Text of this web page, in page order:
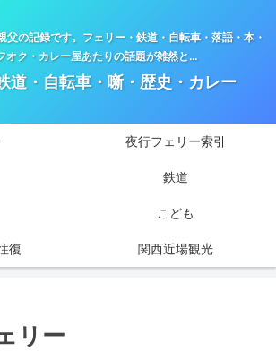
の記録です。フェリー・鉄道・自転車・落語・本・
オク・カレー屋あたりの話題が雑然と…
道・自転車・噺・歴史・カレー
夜行フェリー索引
鉄道
こども
復 関西近場観光
リー